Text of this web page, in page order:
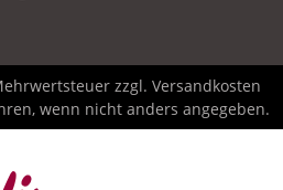
zzgl. Versandkosten
wenn nicht anders angegeben.